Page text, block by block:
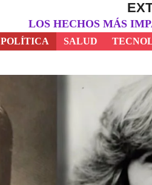
LOS HECHOS MÁS
POLÍTICA SALUD